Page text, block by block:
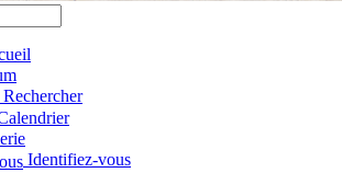
Rechercher
Identifiez-vous